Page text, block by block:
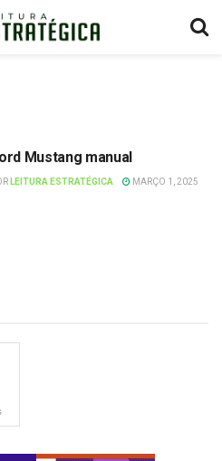
Mustang manual
LEITURA ESTRATÉGICA MARÇO 1, 2025